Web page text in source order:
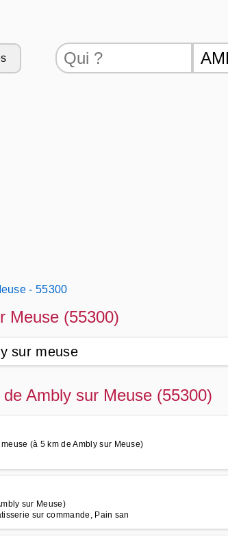
- 55300
Meuse (55300)
sur meuse
Ambly sur Meuse (55300)
(à 5 km de Ambly sur Meuse)
sur Meuse)
sur commande, Pain san